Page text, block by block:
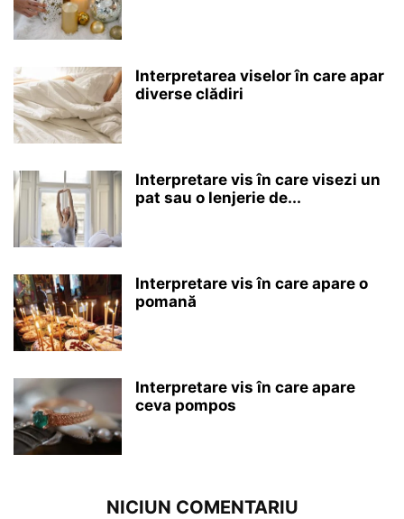
Interpretarea viselor în care apar
diverse clădiri
Interpretare vis în care visezi un
pat sau o lenjerie de...
Interpretare vis în care apare o
pomană
Interpretare vis în care apare
ceva pompos
NICIUN COMENTARIU